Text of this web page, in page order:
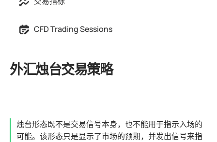
CFD Trading Sessions
外汇烛台交易策略
烛台形态既不是交易信号本身，也不能用于指示入场的
可能。该形态只是显示了市场的预期，并发出信号来指